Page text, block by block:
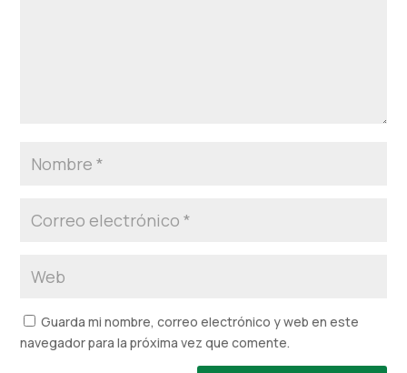
Guarda mi nombre, correo electrónico y web en este
navegador para la próxima vez que comente.